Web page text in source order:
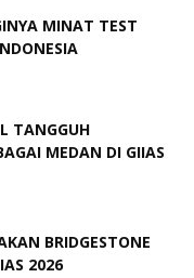
MINAT TEST
TANGGUH
MEDAN DI GIIAS
BRIDGESTONE
2026